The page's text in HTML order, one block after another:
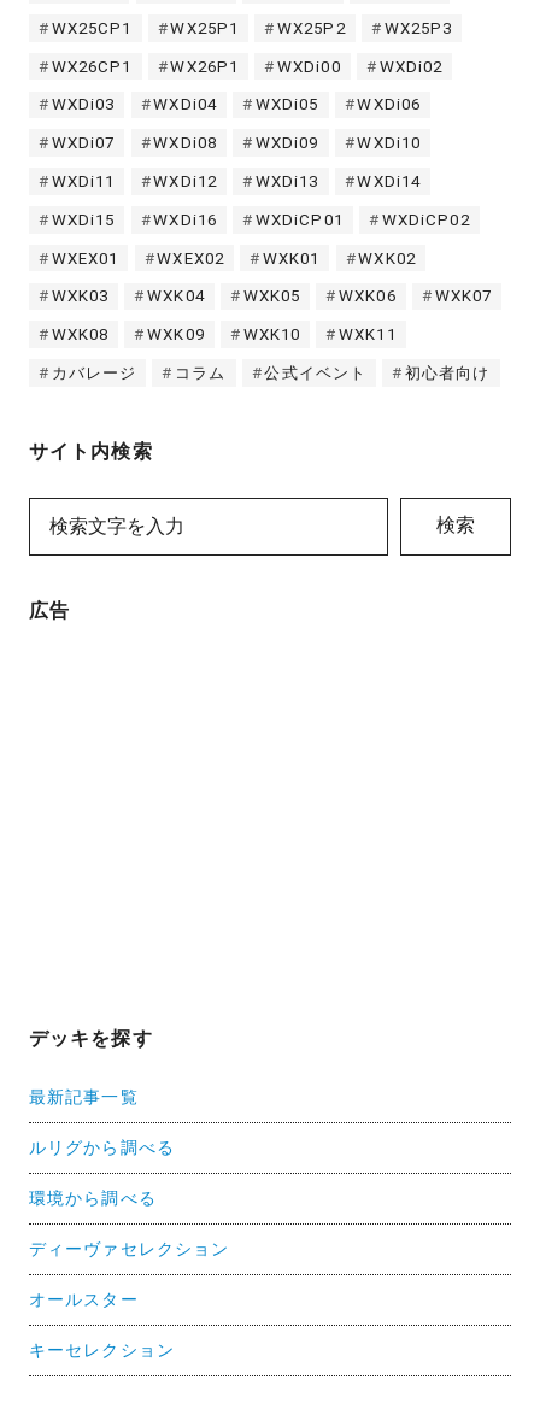
WX25CP1 WX25P1 WX25P2 WX25P3
WX26CP1 WX26P1 WXDi00 WXDi02
WXDi03 WXDi04 WXDi05 WXDi06
WXDi07 WXDi08 WXDi09 WXDi10
WXDi11 WXDi12 WXDi13 WXDi14
WXDi15 WXDi16 WXDiCP01 WXDiCP02
WXEX01 WXEX02 WXK01 WXK02
WXK03 WXK04 WXK05 WXK06 WXK07
WXK08 WXK09 WXK10 WXK11
カバレージ コラム 公式イベント 初心者向け
サイト内検索
検索
広告
デッキを探す
最新記事一覧
ルリグから調べる
環境から調べる
ディーヴァセレクション
オールスター
キーセレクション